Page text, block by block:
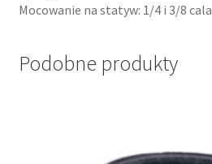
Mocowanie na statyw: 1/4 i 3/8 cala
Podobne produkty